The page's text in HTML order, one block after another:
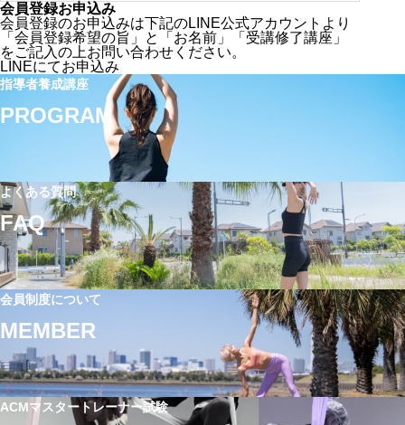
会員登録お申込み
会員登録のお申込みは下記のLINE公式アカウントより
「会員登録希望の旨」と「お名前」「受講修了講座」
をご記入の上お問い合わせください。
LINEにてお申込み
指導者養成講座
PROGRAM
よくある質問
FAQ
会員制度について
MEMBER
ACMマスタートレーナー試験